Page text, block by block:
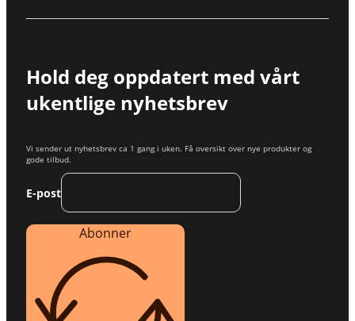
Hold deg oppdatert med vårt
ukentlige nyhetsbrev
Vi sender ut nyhetsbrev ca 1 gang i uken. Få oversikt over nye produkter og
gode tilbud.
E-post
Abonner